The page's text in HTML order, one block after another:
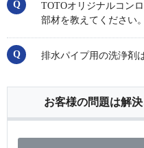
TOTOオリジナルコン
部材を教えてください
排水パイプ用の洗浄剤
お客様の問題は解